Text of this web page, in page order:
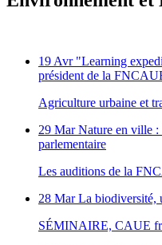
19 Avr "Learning
président de la
Agriculture urbaine et
29 Mar Nature en ville :
parlementaire
Les auditions de la
28 Mar La biodiversité,
SÉMINAIRE, CAUE